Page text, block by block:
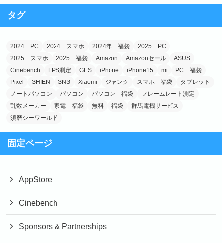
ゴ
リ
タグ
2024 PC 2024 スマホ 2024年 福袋
2025 PC
2025 スマホ
2025 福袋 Amazon Amazonセール
ASUS
Cinebench
FPS測定 GES iPhone iPhone15 mi
PC 福袋
Pixel
SHIEN SNS Xiaomi ジャンク スマホ 福袋
タブレット
ノートパソコン
パソコン パソコン 福袋
フレームレート測定
乱数メーカー
家電 福袋 無料 福袋
群馬電機サービス
須磨シーワールド
固定ページ
AppStore
Cinebench
Sponsors & Partnerships